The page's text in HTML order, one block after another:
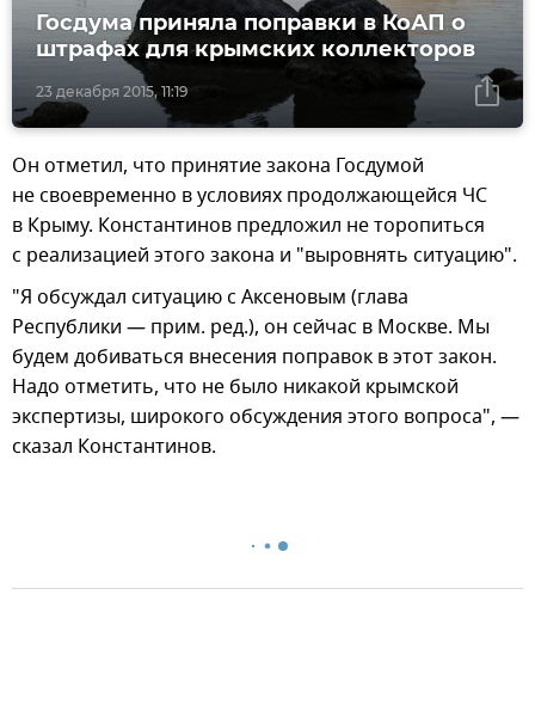
23 декабря 2015, 11:19
Госдума приняла поправки в КоАП о
штрафах для крымских коллекторов
Он отметил, что принятие закона Госдумой
не своевременно в условиях продолжающейся ЧС
в Крыму. Константинов предложил не торопиться
с реализацией этого закона и "выровнять ситуацию".
"Я обсуждал ситуацию с Аксеновым (глава
Республики — прим. ред.), он сейчас в Москве. Мы
будем добиваться внесения поправок в этот закон.
Надо отметить, что не было никакой крымской
экспертизы, широкого обсуждения этого вопроса", —
сказал Константинов.